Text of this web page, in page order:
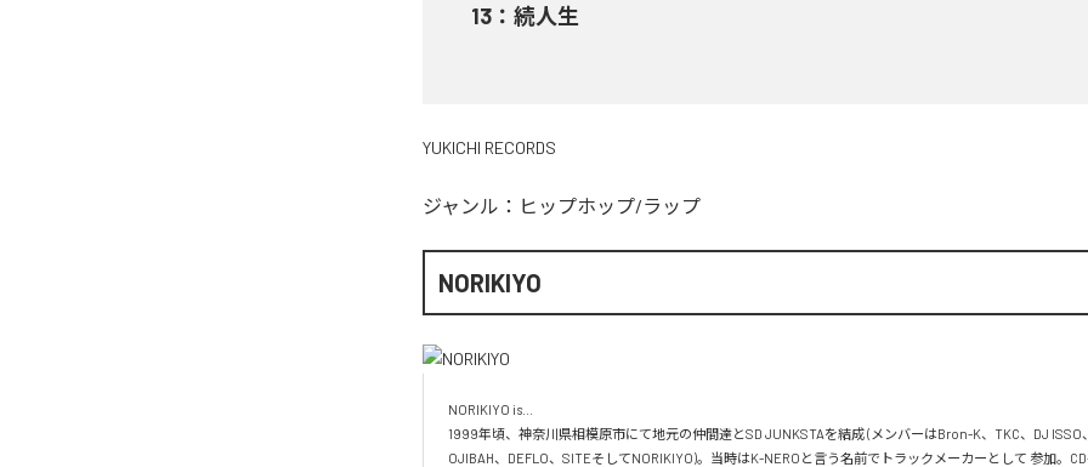
13 ： 続人生
YUKICHI RECORDS
ジャンル： ヒップホップ/ラップ
NORIKIYO
NORIKIYO is...
1999年頃、神奈川県相模原市にて地元の仲間達とSD JUNKSTAを結成 (メンバーはBron-K、TKC、DJ ISSO
OJIBAH、DEFLO、SITEそしてNORIKIYO)。当時はK-NEROと言う名前でトラックメーカーとして 参加。